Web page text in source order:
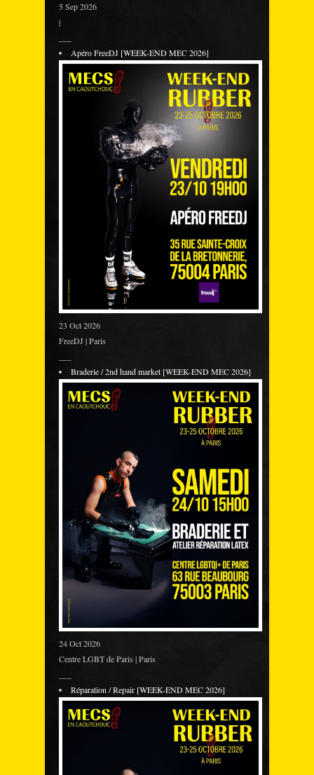
5 Sep 2026
|
Apéro FreeDJ [WEEK-END MEC 2026]
23 Oct 2026
FreeDJ | Paris
Braderie / 2nd hand market [WEEK-END MEC 2026]
24 Oct 2026
Centre LGBT de Paris | Paris
Réparation / Repair [WEEK-END MEC 2026]